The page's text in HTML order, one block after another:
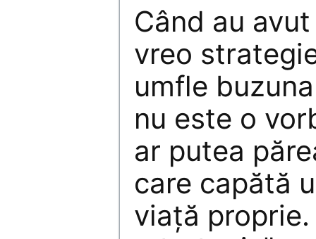
Când au
vreo
umfle
nu este o
ar putea
care capătă
viaţă